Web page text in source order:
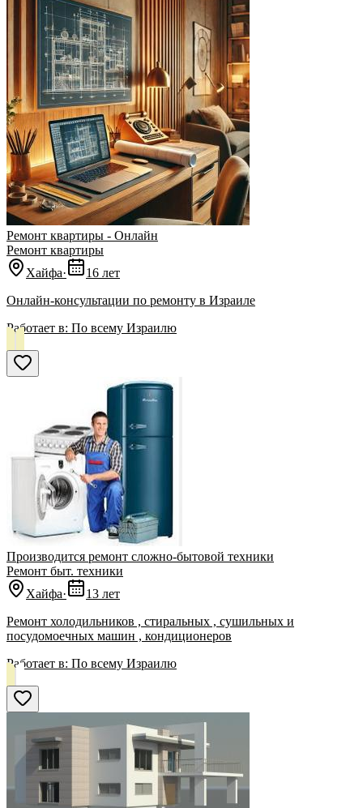
Ремонт квартиры - Онлайн
Ремонт квартиры
Хайфа·
16 лет
Онлайн-консультации по ремонту в Израиле
Работает в: По всему Израилю
Производится ремонт сложно-бытовой техники
Ремонт быт. техники
Хайфа·
13 лет
Ремонт холодильников , стиральных , сушильных и
посудомоечных машин , кондиционеров
Работает в: По всему Израилю